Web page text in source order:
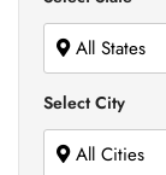
All States
Select City
All Cities